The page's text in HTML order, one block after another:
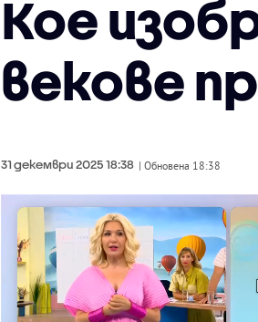
Кое
векове
31 декември 2025 18:38 | Обновена 18:38